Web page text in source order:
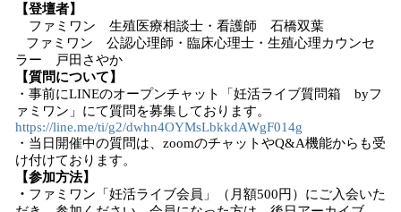
【登壇者】
ファミワン 生殖医療相談士・看護師 石橋双葉
ファミワン 公認心理師・臨床心理士・生殖心理カウンセ
ラー 戸田さやか
【質問について】
・事前にLINEのオープンチャット「妊活ライブ質問箱 byフ
ァミワン」にて質問を募集しております。
https://line.me/ti/g2/dwhn4OYMsLbkkdAWgF014g
・当日開催中の質問は、zoomのチャットやQ&A機能からも受
け付けております。
【参加方法】
・ ファミワン「妊活ライブ会員」（月額500円）にご入会いた